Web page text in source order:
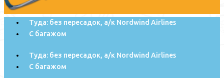
Туда: без пересадок, а/к Nordwind Airlines
С багажом
Туда: без пересадок, а/к Nordwind Airlines
С багажом